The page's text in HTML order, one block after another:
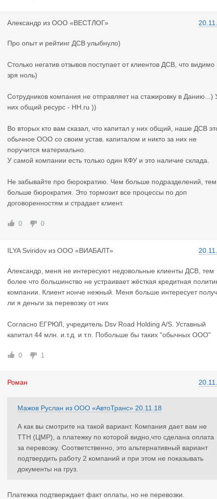
Александр из ООО «ВЕСТЛОГ»
Про опыт и рейтинг ДСВ улыбнуло)
Столько негатив отзывов поступает от клиентов ДСВ, что видимо
зря ноль)
Сотрудников компания не отправляет на стажировку в Данию...)
них общий ресурс - HH.ru ))
Во вторых кто вам сказал, что капитал у них общий, наше ДСВ
обычное ООО со своим устав. капиталом и никто за них не
поручится материально.
У самой компании есть только один КФУ и это наличие склада.
Не забывайте про бюрократию. Чем больше подразделений, тем
больше бюрократия. Это тормозит все процессы по доп
договоренностям и страдает клиент.
0 0
ILYA Sviridov из ООО «ВИАБАЛТ»
Александр, меня не интересуют недовольные клиенты ДСВ, тем
более что большинство не устраивает жёсткая кредитная
компании. Клиент нонче нежный. Меня больше интересует
ли я деньги за перевозку от них
Согласно ЕГРЮЛ, учредитель Dsv Road Holding A/S. Уставный
капитал 44 млн. и.т.д. и т.п. Побольше бы таких "обычных ООО"
0 1
Роман
Мажов Руслан из ООО «АвтоТранс» 20.11.18
А как вы смотрите на такой вариант. Компания дает вам не
ТТН (ЦМР), а платежку по которой видно,что сделана оплата
за перевозку. Соответственно, это альтернативный вариант
подтвердить работу 2 компаний и при этом не показывать
документы на груз.
Платежка подтверждает факт оплаты, но не перевозки.